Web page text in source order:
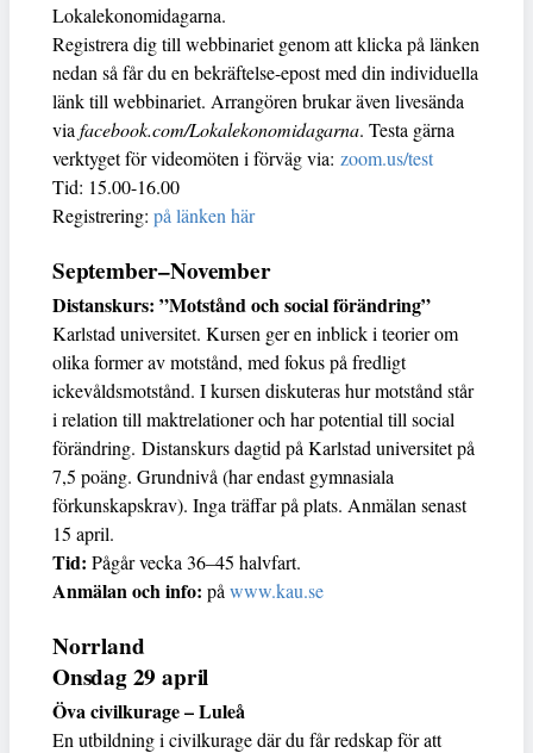
Lokalekonomidagarna.
Registrera dig till webbinariet genom att klicka på länken
nedan så får du en bekräftelse-epost med din individuella
länk till webbinariet. Arrangören brukar även livesända
via facebook.com/Lokalekonomidagarna. Testa gärna
verktyget för videomöten i förväg via: zoom.us/test
Tid: 15.00-16.00
Registrering: på länken här
September–November
Distanskurs: ”Motstånd och social förändring”
Karlstad universitet. Kursen ger en inblick i teorier om
olika former av motstånd, med fokus på fredligt
ickevåldsmotstånd. I kursen diskuteras hur motstånd står
i relation till maktrelationer och har potential till social
förändring. Distanskurs dagtid på Karlstad universitet på
7,5 poäng. Grundnivå (har endast gymnasiala
förkunskapskrav). Inga träffar på plats. Anmälan senast
15 april.
Tid: Pågår vecka 36–45 halvfart.
Anmälan och info: på www.kau.se
Norrland
Onsdag 29 april
Öva civilkurage – Luleå
En utbildning i civilkurage där du får redskap för att